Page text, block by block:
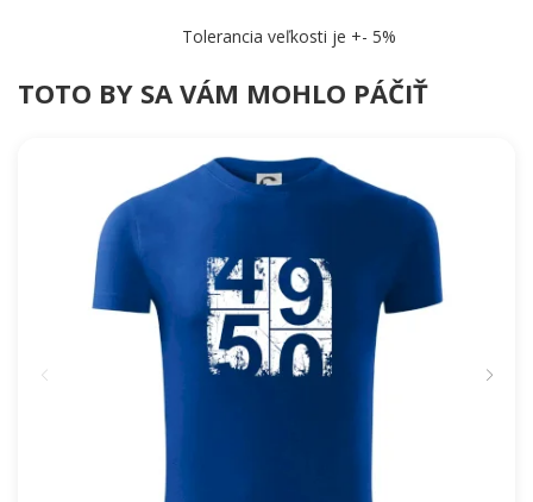
Tolerancia veľkosti je +- 5%
TOTO BY SA VÁM MOHLO PÁČIŤ